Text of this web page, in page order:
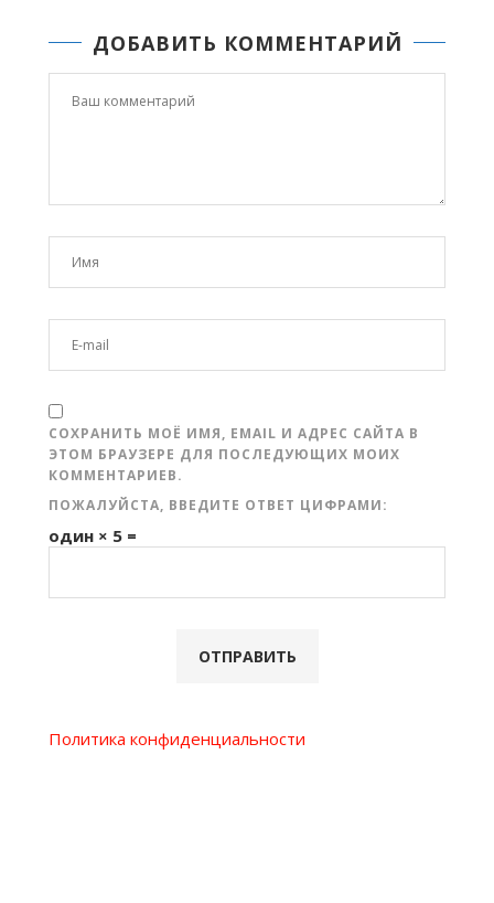
ДОБАВИТЬ КОММЕНТАРИЙ
СОХРАНИТЬ МОЁ ИМЯ, EMAIL И АДРЕС САЙТА В
ЭТОМ БРАУЗЕРЕ ДЛЯ ПОСЛЕДУЮЩИХ МОИХ
КОММЕНТАРИЕВ.
ПОЖАЛУЙСТА, ВВЕДИТЕ ОТВЕТ ЦИФРАМИ:
один × 5 =
Политика конфиденциальности